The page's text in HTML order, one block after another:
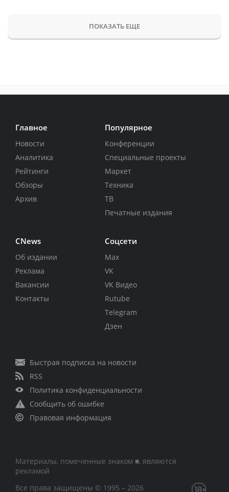
ПОКАЗАТЬ ЕЩЕ
Главное
Новости
Аналитика
Рейтинги
Обзоры
Архив
Популярное
Конференции
Специальные проекты
Маркет
Техника
ТВ
Печатные издания
CNews
Об издании
Реклама
Вакансии
Контакты
Соцсети
Max
VK
VK Видео
Rutube
Telegram
Дзен
Быстрая подписка на новости
RSS
Политика конфиденциальности
Сообщить об ошибке
Правовая информация
Материалы, помеченные знаком ■, являются
рекламой
Все права защищены © 1995 – 2026